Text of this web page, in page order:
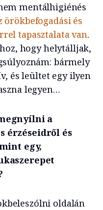
mentálhigiénés
örökbefogadási és
tapasztalata van.
hogy helytálljak,
bármely
és leültet egy ilyen
legyen…
a
érzéseidről és
egy,
oldalán